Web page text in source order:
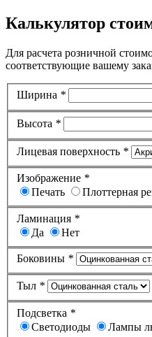
Калькулятор
Для расчета розничной
соответствующие вашему
Ширина *
Высота *
Лицевая поверхность *
Изображение *
Печать
Плоттерная
Ламинация *
Да
Нет
Боковины *
Тыл *
Подсветка *
Светодиоды
Лампы